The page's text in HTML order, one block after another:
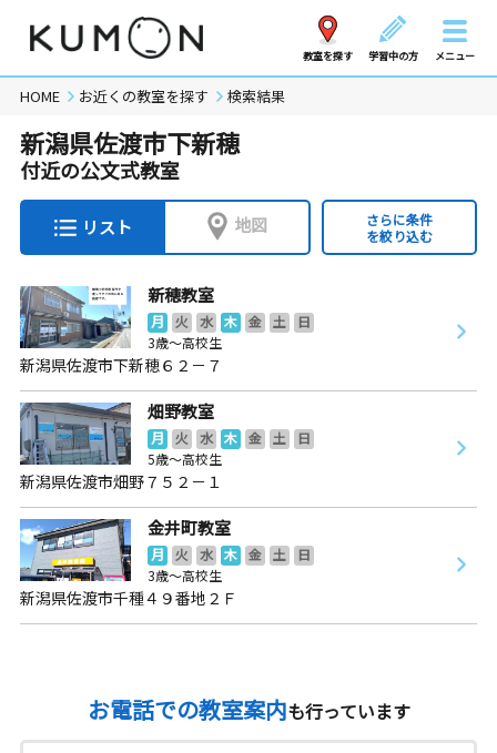
教室を探す 学習中の方 メニュー
HOME お近くの教室を探す 検索結果
新潟県佐渡市下新穂
付近の公文式教室
リスト 地図
さらに条件
を絞り込む
新穂教室
月 火 水 木 金 土
日
3歳～高校生
新潟県佐渡市下新穂６２－７
畑野教室
月 火 水 木 金 土
日
5歳～高校生
新潟県佐渡市畑野７５２－１
金井町教室
月 火 水 木 金 土
日
3歳～高校生
新潟県佐渡市千種４９番地２Ｆ
お電話での教室案内も行っています